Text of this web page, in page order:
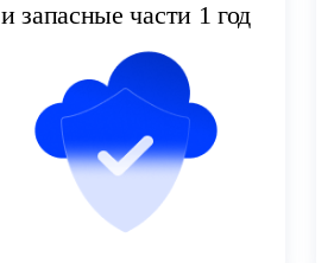
и запасные части 1 год